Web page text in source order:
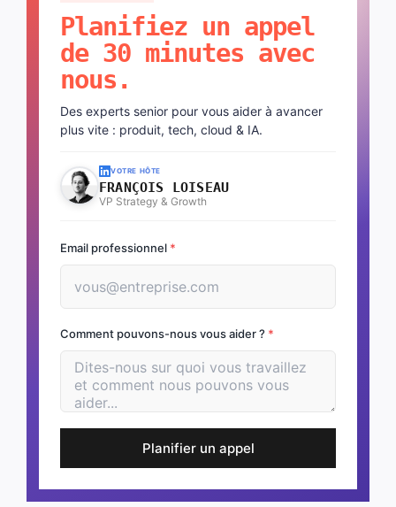
Planifiez un appel
de 30 minutes avec
nous.
Des experts senior pour vous aider à avancer
plus vite : produit, tech, cloud & IA.
VOTRE HÔTE
FRANÇOIS LOISEAU
VP Strategy & Growth
Email professionnel *
Comment pouvons-nous vous aider ? *
Planifier un appel